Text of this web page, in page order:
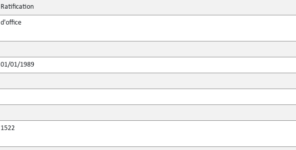
Ratification
d'office
01/01/1989
1522